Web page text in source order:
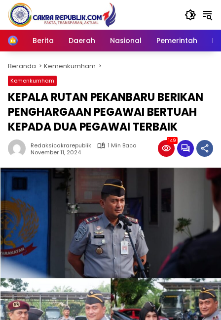
Langsung
konten
Home
Berita Daerah Nasional Pemerintah
Beranda Kemenkumham
Kemenkumham
KEPALA RUTAN PEKANBARU BERIKAN
PENGHARGAAN PEGAWAI BERTUAH
KEPADA DUA PEGAWAI TERBAIK
Redaksicakrarepublik
1 Min Baca
November 11, 2024
149